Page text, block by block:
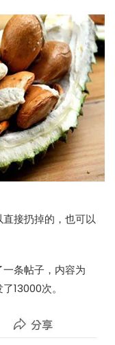
接扔掉的，也可以
条帖子，内容为
13000次。